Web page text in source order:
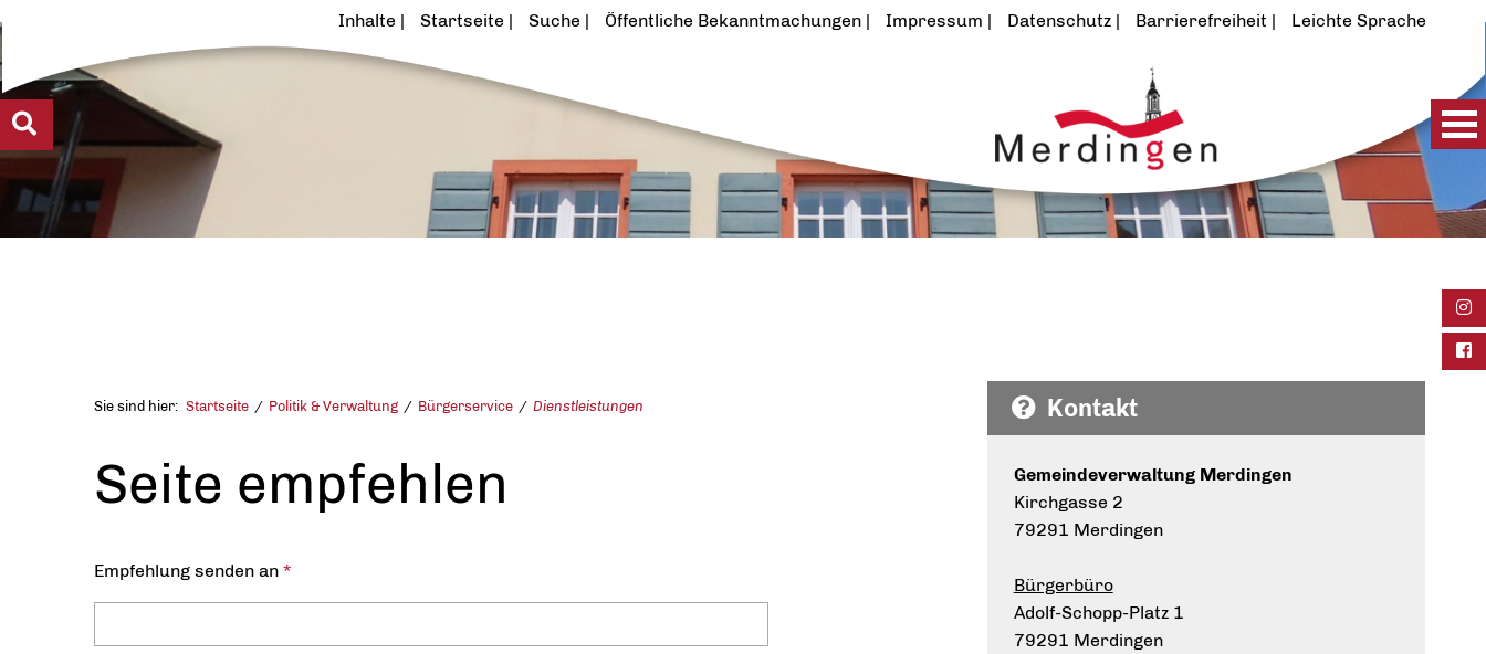
Inhalte Startseite Suche Öffentliche Bekanntmachungen Impressum Datenschutz Barrierefreiheit Leichte Sprache
Sie sind hier: Startseite Politik & Verwaltung Bürgerservice Dienstleistungen
Seite empfehlen
Empfehlung senden an *
Kontakt
Gemeindeverwaltung Merdingen
Kirchgasse 2
79291 Merdingen
Bürgerbüro
Adolf-Schopp-Platz 1
79291 Merdingen